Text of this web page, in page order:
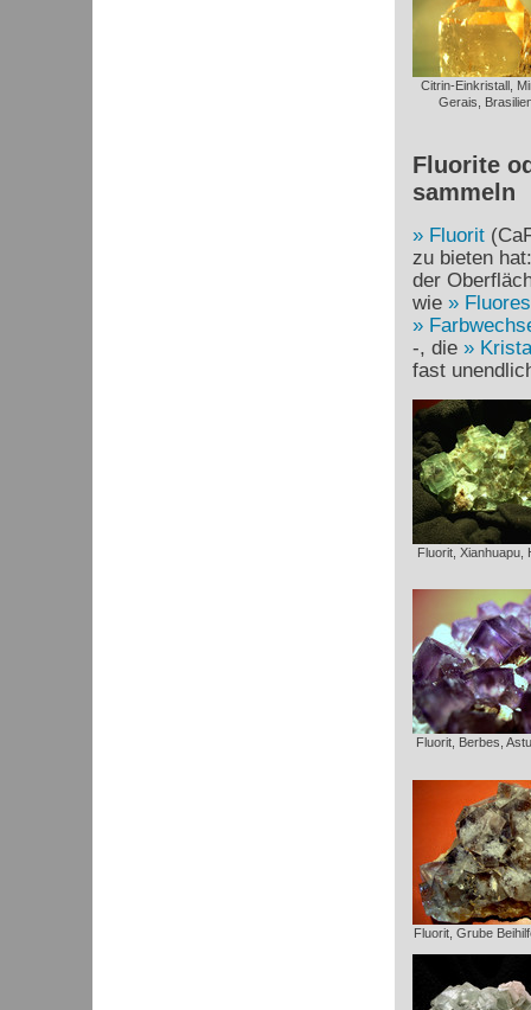
Citrin-Einkristall,
Gerais,
Fluorite
sammeln
Fluorit
zu bieten
der
wie
-, die
fast
Fluorit, Xianhuapu,
Fluorit, Berbes,
Fluorit, Grube